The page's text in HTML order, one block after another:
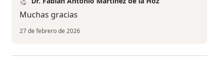
Muchas gracias
27 de febrero de 2026